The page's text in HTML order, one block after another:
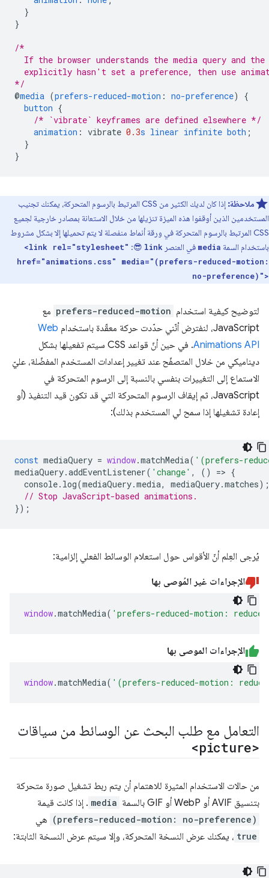
}
}
/*
If the browser understands the media query and the
explicitly hasn't set a preference, then use
*/
@media (prefers-reduced-motion : no-preference)
{
button {
/* `vibrate` keyframes are defined elsewhere */
animation : vibrate 0.3s linear infinite both ;
}
}
ملاحظة:
إذا كان لديك الكثير من CSS المرتبط بالرسوم المتحركة، يمكنك تجنيب
المستخدمين الذين أوقفوا هذه الميزة تنزيلها من خلال الاستعانة بمصادر خارجية لجميع
CSS المرتبط بالرسوم المتحركة في ورقة أنماط منفصلة لا يتم تحميلها إلا بشكل مشروط
باستخدام السمة media في العنصر link
😎:
<link rel="stylesheet"
href="animations.css" media="(prefers-reduced-motion:
no-preference)">
لتوضيح كيفية استخدام prefers-reduced-motion مع
JavaScript، لنفترض أنّني حدّدت حركة معقّدة باستخدام
Web
Animations API
. في حين أنّ قواعد CSS سيتم تفعيلها بشكل
ديناميكي من خلال المتصفّح عند تغيير إعدادات المستخدم المفضّلة، عليّ
الاستماع إلى التغييرات بنفسي بالنسبة إلى الرسوم المتحركة في
JavaScript، ثم إيقاف الرسوم المتحركة التي قد تكون قيد التنفيذ (أو
إعادة تشغيلها إذا سمح لي المستخدم بذلك):
const mediaQuery = window.matchMedia( '(prefers-
mediaQuery.addEventListener( 'change' , () => {
console. log(mediaQuery.media, mediaQuery.matches);
// Stop JavaScript-based animations.
});
يُرجى العِلم أنّ الأقواس حول استعلام الوسائط الفعلي إلزامية:
الإجراءات غير المُوصى بها
window.matchMedia( 'prefers-reduced-motion: reduce'
الإجراءات الموصى بها
window.matchMedia( '(prefers-reduced-motion:
التعامل مع طلب البحث عن الوسائط من سياقات
<picture>
من حالات الاستخدام المثيرة للاهتمام أن يتم ربط تشغيل صورة متحركة
بتنسيق AVIF أو WebP أو GIF بالسمة
media . إذا كانت قيمة
(prefers-reduced-motion: no-preference) هي
true ، يمكنك عرض النسخة المتحركة، وإلا سيتم عرض النسخة الثابتة: